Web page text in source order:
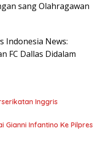
sang Olahragawan
Indonesia News:
FC Dallas Didalam
Inggris
Gianni Infantino Ke Pilpres